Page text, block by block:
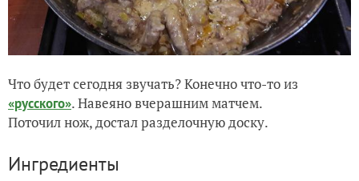
Что будет сегодня звучать? Конечно что-то из
«русского». Навеяно вчерашним матчем.
Поточил нож, достал разделочную доску.
Ингредиенты